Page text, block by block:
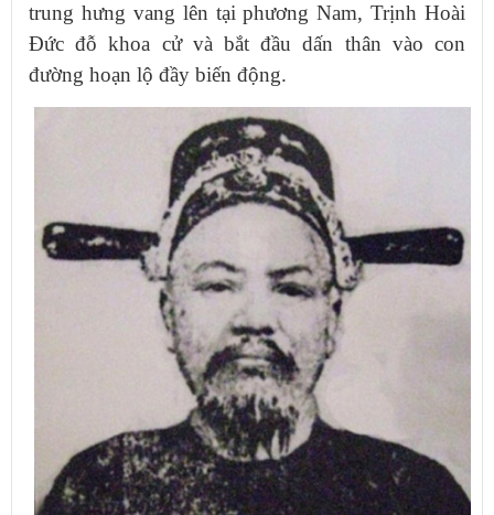
trung hưng vang lên tại phương Nam, Trịnh Hoài
Đức đỗ khoa cử và bắt đầu dấn thân vào con
đường hoạn lộ đầy biến động.